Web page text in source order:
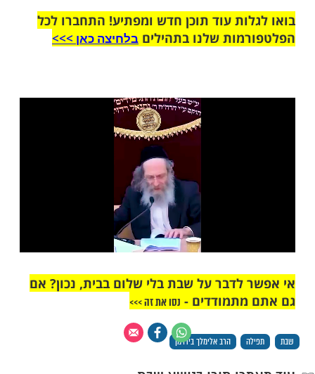
עוד תוכן חדש ומפתיע! התחברו לכל
שלנו בתהיליםבלחיצה כאן >>>​